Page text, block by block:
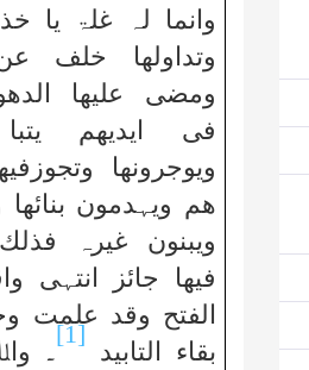
وانما لہ غلۃ یا
وتداولھا خلف
ومضی علیھا
فی ایدیھم یتبا
ویوجرونھا
ھم ویہدمون بنائھا
ویبنون غیرہ
فیھا جائز انتہی
الفتح وقد علمت
بقاء التابید
[1]
۔